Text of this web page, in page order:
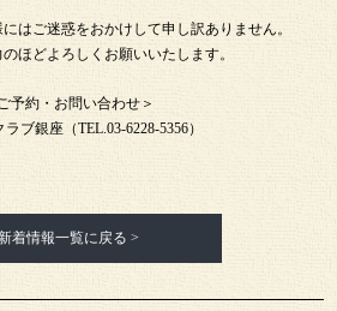
はご迷惑をおかけして申し訳ありません。
ほどよろしくお願いいたします。
予約・お問い合わせ＞
ブ銀座（TEL.03-6228-5356）
新着情報一覧に戻る >